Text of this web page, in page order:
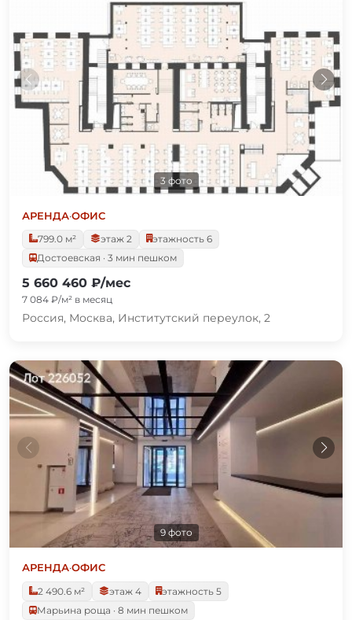
3 фото
АРЕНДА·ОФИС
799.0 м²
этаж 2
этажность 6
Достоевская · 3 мин пешком
5 660 460 ₽/мес
7 084 ₽/м² в месяц
Россия, Москва, Институтский переулок, 2
9 фото
АРЕНДА·ОФИС
2 490.6 м²
этаж 4
этажность 5
Марьина роща · 8 мин пешком